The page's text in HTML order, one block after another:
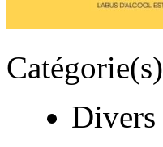
Catégorie(s)
Divers